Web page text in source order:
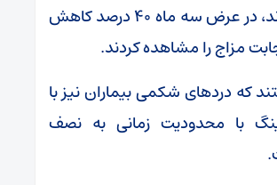
محدود کردند، در عرض سه ماه ۴۰ درصد کاهش
مزاج را مشاهده کردند.
که دردهای شکمی بیماران نیز با
با محدودیت زمانی به نصف